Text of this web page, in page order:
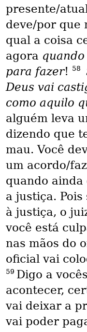
presente/
deve/por que
qual a coisa
agora
para fazer! 58
Deus vai
como aquilo
alguém leva
dizendo que
mau. Você
um acordo/
quando ainda
a justiça.
à justiça, o
você está
nas mãos do
oficial vai
59 Digo a
acontecer,
vai deixar a
vai poder